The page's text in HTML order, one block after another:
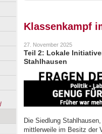
Klassenkampf
27. November 2025
Teil 2: Lokale
Stahlhausen
Die Siedlung
mittlerweile im Besitz der